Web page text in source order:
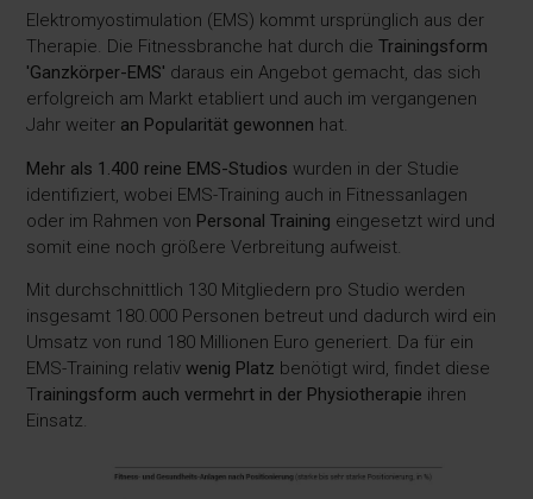
Elektromyostimulation (EMS) kommt ursprünglich aus der
Therapie. Die Fitnessbranche hat durch dieTrainingsform
'Ganzkörper-EMS' daraus ein Angebot gemacht, das sich
erfolgreich am Markt etabliert und auch im vergangenen
Jahr weiter an Popularität gewonnen hat.
Mehr als 1.400 reine EMS-Studios wurden in der Studie
identifiziert, wobei EMS-Training auch in Fitnessanlagen
oder im Rahmen von Personal Training eingesetzt wird und
somit eine noch größere Verbreitung aufweist.
Mit durchschnittlich 130 Mitgliedern pro Studio werden
insgesamt 180.000 Personen betreut und dadurch wird ein
Umsatz von rund 180 Millionen Euro generiert. Da für ein
EMS-Training relativwenig Platz benötigt wird, findet diese
Trainingsform auch vermehrt in der Physiotherapie ihren
Einsatz.